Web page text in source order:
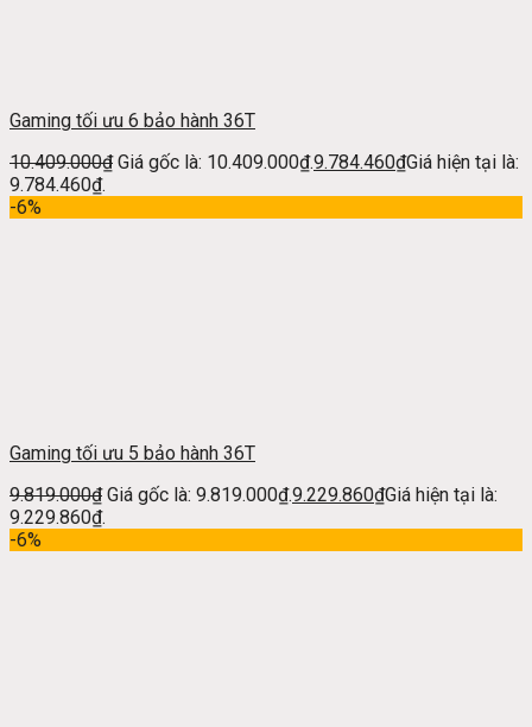
Gaming tối ưu 6 bảo hành 36T
10.409.000₫ Giá gốc là: 10.409.000₫.9.784.460₫Giá hiện tại là:
9.784.460₫.
-6%
Gaming tối ưu 5 bảo hành 36T
9.819.000₫ Giá gốc là: 9.819.000₫.9.229.860₫Giá hiện tại là:
9.229.860₫.
-6%